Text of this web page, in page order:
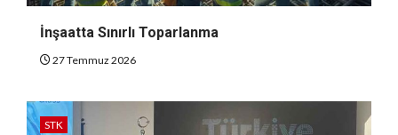
İnşaatta Sınırlı Toparlanma
27 Temmuz 2026
STK